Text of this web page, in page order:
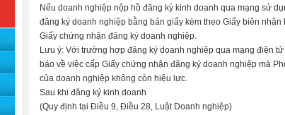
Nếu doanh nghiệp nộp hồ đăng ký kinh doanh qua mạng sử
đăng ký doanh nghiệp bằng bản giấy kèm theo Giấy biên
Giấy chứng nhận đăng ký doanh nghiệp.
Lưu ý: Với trường hợp đăng ký doanh nghiệp qua mạng điện
báo về việc cấp Giấy chứng nhận đăng ký doanh nghiệp mà
của doanh nghiệp không còn hiệu lực.
Sau khi đăng ký kinh doanh
(Quy định tại Điều 9, Điều 28, Luật Doanh nghiệp)